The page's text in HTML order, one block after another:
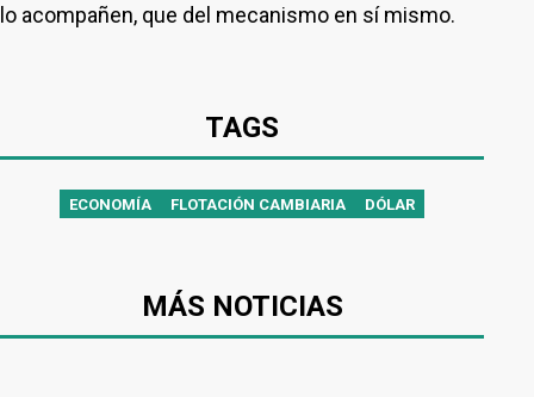
lo acompañen, que del mecanismo en sí mismo.
TAGS
ECONOMÍA FLOTACIÓN CAMBIARIA DÓLAR
MÁS NOTICIAS